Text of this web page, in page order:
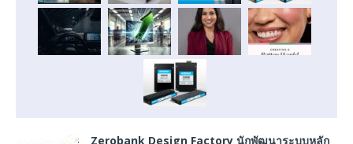
Zerobank Design Factory นักพัฒนาระบบหลัก